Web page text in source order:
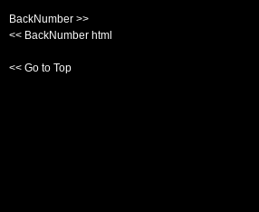
BackNumber >>
<< BackNumber html
<< Go to Top